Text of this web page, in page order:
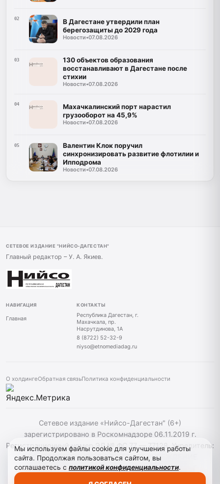
02
В Дагестане утвердили план
берегозащиты до 2029 года
Новости•07.08.2026
03
130 объектов образования
восстанавливают в Дагестане после
стихии
Новости•07.08.2026
04
Махачкалинский порт нарастил
грузооборот на 45,9%
Новости•07.08.2026
05
Валентин Клок поручил
синхронизировать развитие флотилии и
Ипподрома
Новости•07.08.2026
СЕТЕВОЕ ИЗДАНИЕ "НИЙСО-ДАГЕСТАН"
Главный редактор – У. А. Якиев.
НАВИГАЦИЯ
Главная
КОНТАКТЫ
Республика Дагестан, г.
Махачкала, пр.
Насрутдинова, 1А
8 (8722) 52-32-9
niyso@etnomediadag.ru
О холдингеОбратная связьПолитика конфиденциальности
Сетевое издание «Нийсо-Дагестан" (6+)
зарегистрировано в Роскомнадзоре 06.11.2019 г.
Регистрационный номер ЭЛ № ФС 77 — 77128. Учредитель:
ГОСУДАРСТВЕННОЕ БЮДЖЕТНОЕ УЧРЕЖДЕНИЕ
РЕСПУБЛИКИ ДАГЕСТАН "ЭТНОМЕДИАХОЛДИНГ
Мы используем файлы cookie для улучшения работы
сайта. Продолжая пользоваться сайтом, вы
соглашаетесь с политикой конфиденциальности.